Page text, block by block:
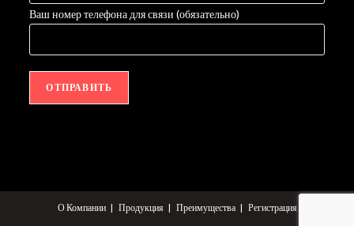
Ваш номер телефона для связи (обязательно)
О Компании Продукция Преимущества Регистрация